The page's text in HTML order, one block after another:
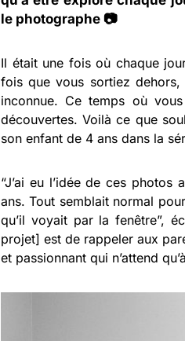
le photographe 📷
Il était une fois où chaque
fois que vous sortiez dehors,
inconnue. Ce temps où
découvertes. Voilà ce que
son enfant de 4 ans dans la
“J’ai eu l’idée de ces
ans. Tout semblait normal
qu’il voyait par la fenêtre”,
projet] est de rappeler aux
et passionnant qui n’attend